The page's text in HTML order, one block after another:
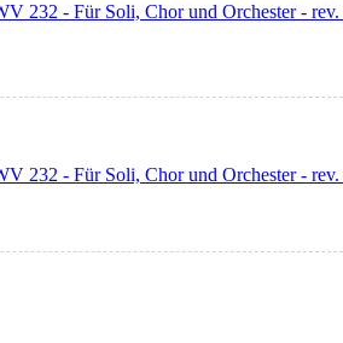
232 - Für Soli, Chor und Orchester -
232 - Für Soli, Chor und Orchester - rev.